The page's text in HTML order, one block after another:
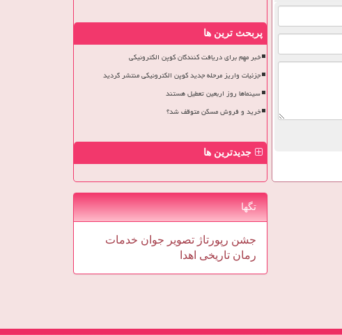
پربحث ترین ها
خبر مهم برای دریافت کنندگان کوپن الکترونیکی
جزئیات واریز مرحله جدید کوپن الکترونیکی منتشر گردید
سینماها روز اربعین تعطیل هستند
خرید و فروش مسکن متوقف شد؟
جدیدترین ها
تگها
جشن رپورتاژ تصویر جوان خدمات
رمان تاریخی اهدا